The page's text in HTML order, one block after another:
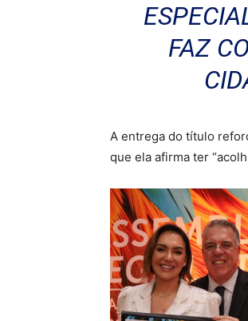
FAZ
A entrega do título
que ela afirma ter